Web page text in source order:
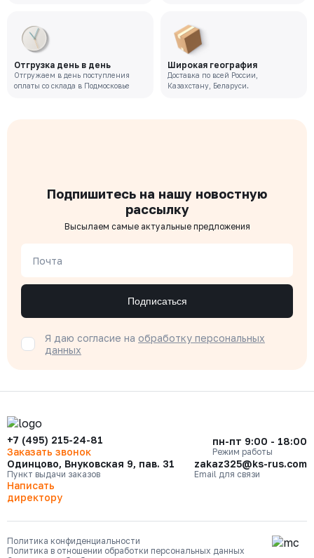
Отгрузка день в день
Отгружаем в день поступления
оплаты со склада в Подмосковье
Широкая география
Доставка по всей России,
Казахстану, Беларуси.
Подпишитесь на нашу новостную
рассылку
Высылаем самые актуальные предложения
Почта
Подписаться
Я даю согласие на обработку персональных
данных
+7 (495) 215-24-81
Заказать звонок
пн-пт 9:00 - 18:00
Режим работы
Одинцово, Внуковская 9, пав. 31
Пункт выдачи заказов
zakaz325@ks-rus.com
Email для связи
Написать
директору
Политика конфиденциальности
Политика в отношении обработки персональных данных